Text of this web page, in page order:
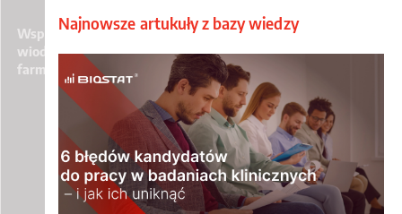
Współpracę z największymi
wiodącymi światowymi markami
farmaceutycznymi
Najnowsze artukuły z bazy wiedzy